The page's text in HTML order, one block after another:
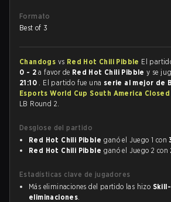
Formato
Best of 3
Chandogs vs Red Hot Chili Pibble El
0 - 2 a favor de Red Hot Chili Pibbley se
21:10 . El partido fue una serie al mejor de
Esports World Cup South America
LB Round 2.
Desglose del partido
Red Hot Chili Pibble ganó el Juego 1 con
Red Hot Chili Pibble ganó el Juego 2 con
Estadísticas clave de jugadores
Más eliminaciones del partido las hizo Skill-
eliminaciones.